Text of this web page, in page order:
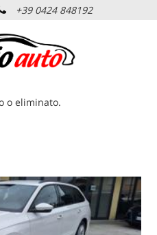
+39 0424 848192
o eliminato.